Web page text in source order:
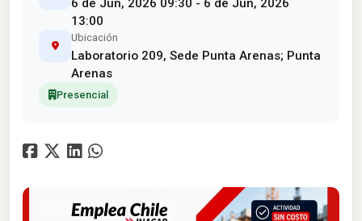
6 de Jun, 2026 09:30 - 6 de Jun, 2026
13:00
Ubicación
Laboratorio 209, Sede Punta Arenas; Punta
Arenas
Presencial